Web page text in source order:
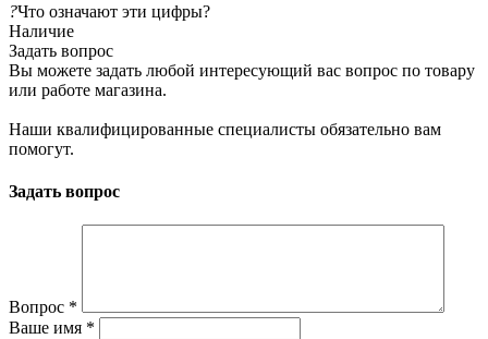
?Что означают эти цифры?
Наличие
Задать вопрос
Вы можете задать любой интересующий вас вопрос по товару
или работе магазина.
Наши квалифицированные специалисты обязательно вам
помогут.
Задать вопрос
Вопрос *
Ваше имя *